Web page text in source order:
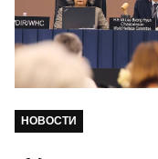
НОВОСТИ